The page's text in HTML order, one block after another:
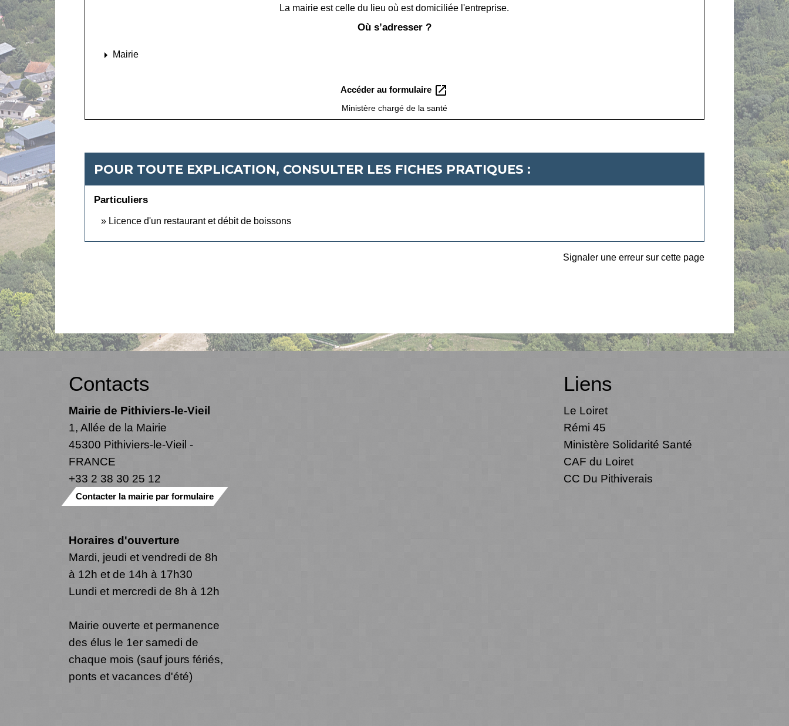
La mairie est celle du lieu où est domiciliée l'entreprise.
Où s’adresser ?
arrow_right Mairie
Accéder au formulaire open_in_new
Ministère chargé de la santé
POUR TOUTE EXPLICATION, CONSULTER LES FICHES PRATIQUES :
Particuliers
Licence d'un restaurant et débit de boissons
Signaler une erreur sur cette page
Contacts
Mairie de Pithiviers-le-Vieil
1, Allée de la Mairie
45300 Pithiviers-le-Vieil -
FRANCE
+33 2 38 30 25 12
Contacter la mairie par formulaire
Horaires d'ouverture
Mardi, jeudi et vendredi de 8h
à 12h et de 14h à 17h30
Lundi et mercredi de 8h à 12h
Mairie ouverte et permanence
des élus le 1er samedi de
chaque mois (sauf jours fériés,
ponts et vacances d'été)
Liens
Le Loiret
Rémi 45
Ministère Solidarité Santé
CAF du Loiret
CC Du Pithiverais